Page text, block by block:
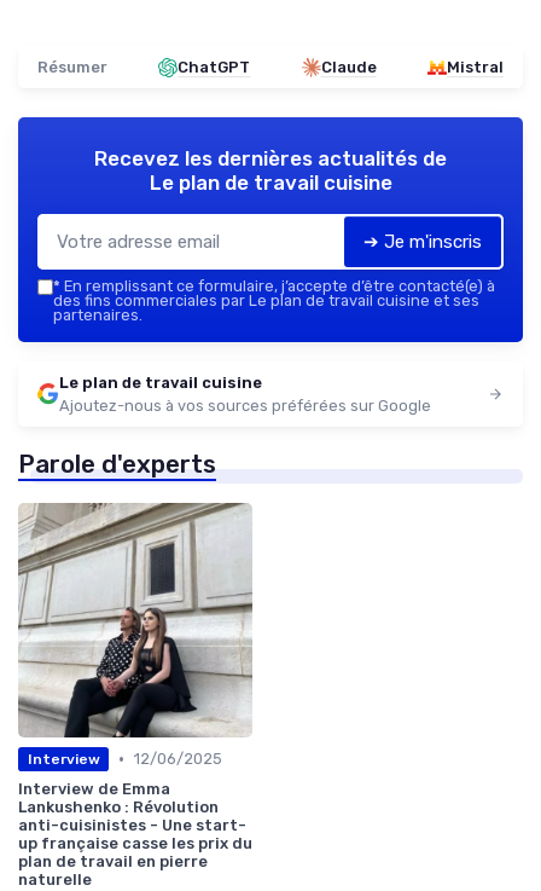
Résumer ChatGPT Claude Mistral
Recevez les dernières actualités de
Le plan de travail cuisine
➔ Je m'inscris
* En remplissant ce formulaire, j’accepte d’être contacté(e) à
des fins commerciales par Le plan de travail cuisine et ses
partenaires.
Le plan de travail cuisine
Ajoutez-nous à vos sources préférées sur Google
Parole d'experts
Interview • 12/06/2025
Interview de Emma
Lankushenko : Révolution
anti-cuisinistes - Une start-
up française casse les prix du
plan de travail en pierre
naturelle